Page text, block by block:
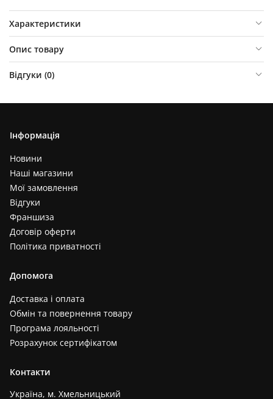
Характеристики
Опис товару
Відгуки (0)
Інформація
Новини
Наші магазини
Мої замовлення
Відгуки
Франшиза
Договір оферти
Політика приватності
Допомога
Доставка і оплата
Обмін та повернення товару
Програма лояльності
Розрахунок сертифікатом
Контакти
Україна, м. Хмельницький